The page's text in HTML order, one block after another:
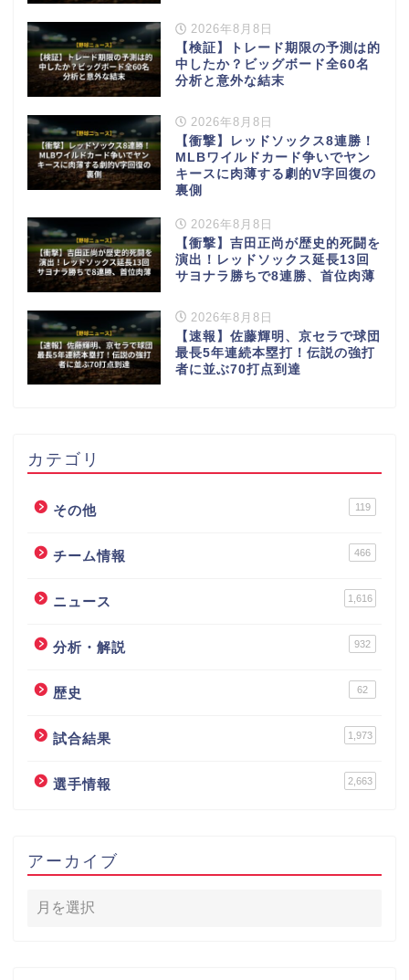
2026年8月8日
【検証】トレード期限の予測は的
中したか？ビッグボード全60名
分析と意外な結末
2026年8月8日
【衝撃】レッドソックス8連勝！
MLBワイルドカード争いでヤン
キースに肉薄する劇的V字回復の
裏側
2026年8月8日
【衝撃】吉田正尚が歴史的死闘を
演出！レッドソックス延長13回
サヨナラ勝ちで8連勝、首位肉薄
2026年8月8日
【速報】佐藤輝明、京セラで球団
最長5年連続本塁打！伝説の強打
者に並ぶ70打点到達
カテゴリ
その他 119
チーム情報 466
ニュース 1,616
分析・解説 932
歴史 62
試合結果 1,973
選手情報 2,663
アーカイブ